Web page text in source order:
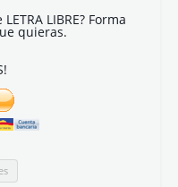
LIBRE? Forma
quieras.